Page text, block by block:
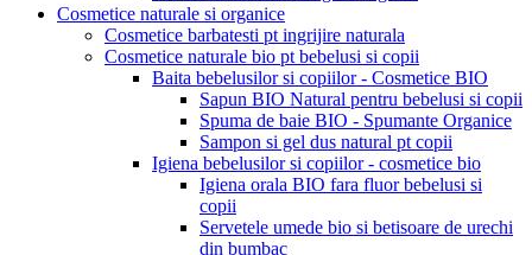
Cosmetice naturale si organice
Cosmetice barbatesti pt ingrijire naturala
Cosmetice naturale bio pt bebelusi si copii
Baita bebelusilor si copiilor - Cosmetice BIO
Sapun BIO Natural pentru bebelusi si copii
Spuma de baie BIO - Spumante Organice
Sampon si gel dus natural pt copii
Igiena bebelusilor si copiilor - cosmetice bio
Igiena orala BIO fara fluor bebelusi si
copii
Servetele umede bio si betisoare de urechi
din bumbac